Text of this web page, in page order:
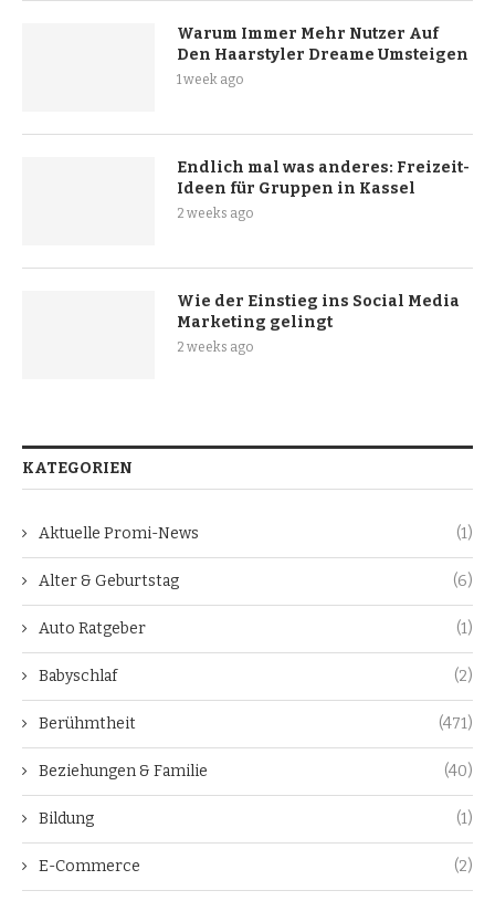
Warum Immer Mehr Nutzer Auf
Den Haarstyler Dreame Umsteigen
1 week ago
Endlich mal was anderes: Freizeit-
Ideen für Gruppen in Kassel
2 weeks ago
Wie der Einstieg ins Social Media
Marketing gelingt
2 weeks ago
KATEGORIEN
Aktuelle Promi-News (1)
Alter & Geburtstag (6)
Auto Ratgeber (1)
Babyschlaf (2)
Berühmtheit (471)
Beziehungen & Familie (40)
Bildung (1)
E-Commerce (2)